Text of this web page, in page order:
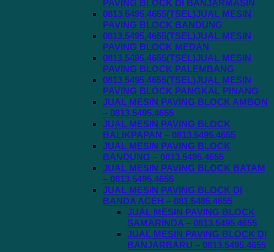
PAVING BLOCK DI BANJARMASIN
0813.5495.4655(TSEL)JUAL MESIN
PAVING BLOCK BANDUNG
0813.5495.4655(TSEL)JUAL MESIN
PAVING BLOCK MEDAN
0813.5495.4655(TSEL)JUAL MESIN
PAVING BLOCK PALEMBANG
0813.5495.4655(TSEL)JUAL MESIN
PAVING BLOCK PANGKAL PINANG
JUAL MESIN PAVING BLOCK AMBON
– 0813.5495.4655
JUAL MESIN PAVING BLOCK
BALIKPAPAN – 0813.5495.4655
JUAL MESIN PAVING BLOCK
BANDUNG – 0813.5495.4655
JUAL MESIN PAVING BLOCK BATAM
– 0813.5495.4655
JUAL MESIN PAVING BLOCK DI
BANDA ACEH – 081.5495.4655
JUAL MESIN PAVING BLOCK
SAMARINDA – 0813.5495.4655
JUAL MESIN PAVING BLOCK DI
BANJARBARU – 0813.5495.4655